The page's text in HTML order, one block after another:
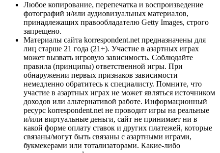
Любое копирование, перепечатка и воспроизведение
фотографий и/или аудиовизуальных материалов,
принадлежащих правообладателю Getty Images, строго
запрещено.
Материалы сайта korrespondent.net предназначены для
лиц старше 21 года (21+). Участие в азартных играх
может вызвать игровую зависимость. Соблюдайте
правила (принципы) ответственной игры. При
обнаружении первых признаков зависимости
немедленно обратитесь к специалисту. Помните, что
участие в азартных играх не может являться источником
доходов или альтернативой работе. Информационный
ресурс korrespondent.net не проводит игры на реальные
и/или виртуальные деньги, сайт не принимает ни в
какой форме оплату ставок и других платежей, которые
связаны/могут быть связаны с азартными играми,
букмекерами или тотализаторами. Какие-либо